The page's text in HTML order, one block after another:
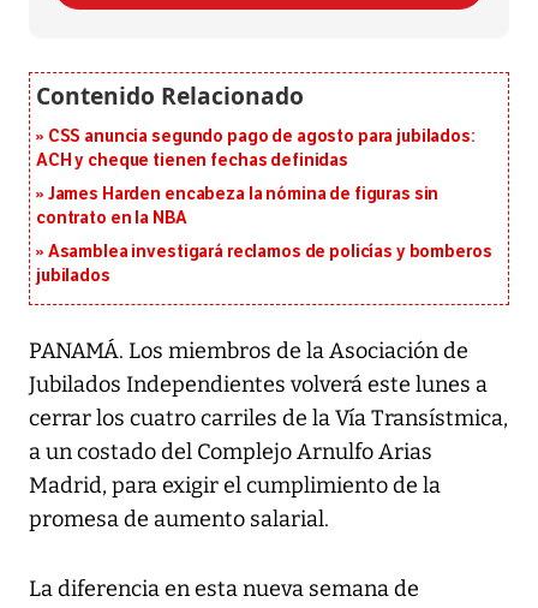
CSS anuncia segundo pago de agosto para jubilados:
ACH y cheque tienen fechas definidas
James Harden encabeza la nómina de figuras sin
contrato en la NBA
Asamblea investigará reclamos de policías y bomberos
jubilados
PANAMÁ. Los miembros de la Asociación de
Jubilados Independientes volverá este lunes a
cerrar los cuatro carriles de la Vía Transístmica,
a un costado del Complejo Arnulfo Arias
Madrid, para exigir el cumplimiento de la
promesa de aumento salarial.
La diferencia en esta nueva semana de